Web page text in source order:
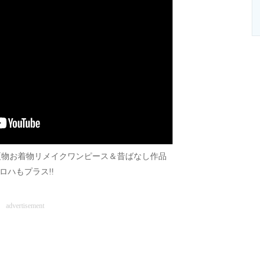
お着物リメイクワンピース＆昔ばなし作品
ハもプラス!!
advertisement